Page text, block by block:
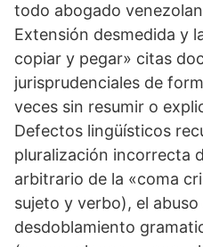
todo abogado
Extensión desmedida y
copiar y pegar» citas
jurisprudenciales de
veces sin resumir o
Defectos lingüísticos
pluralización incorrecta
arbitrario de la «coma
sujeto y verbo), el
desdoblamiento